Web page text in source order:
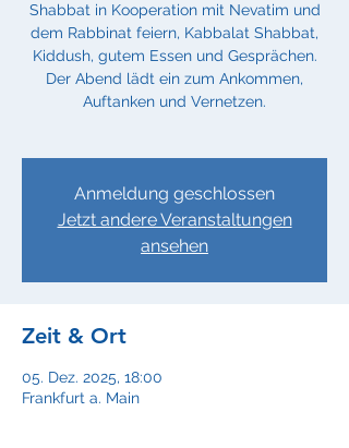
Shabbat in Kooperation mit Nevatim und
dem Rabbinat feiern, Kabbalat Shabbat,
Kiddush, gutem Essen und Gesprächen.
Der Abend lädt ein zum Ankommen,
Auftanken und Vernetzen.
Anmeldung geschlossen
Jetzt andere Veranstaltungen
ansehen
Zeit & Ort
05. Dez. 2025, 18:00
Frankfurt a. Main